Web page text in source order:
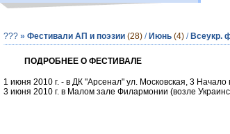
??? » Фестивали АП и поэзии (28) / Июнь (4) / Всеукр.
ПОДРОБНЕЕ О ФЕСТИВАЛЕ
1 июня 2010 г. - в ДК "Арсенал" ул. Московская, 3 Начало
3 июня 2010 г. в Малом зале Филармонии (возле